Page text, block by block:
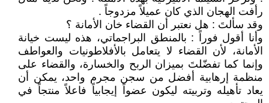
رأفت الهجان الذي كان عميلاً مزدوجاً .
وقد سألتَ : هل نعتبر أن القضاء خان الأمانة ؟
وأنا أقول فوراً : بالمنطق البراجماتي، هذه ليست خيانة
الأمانة، لأن القضاء لا يتعامل بالأفلاطونيات والعواطف
وإنما كما تفضّلتَ بميزان الربح والخسارة، والقضاء على
منظمة إرهابية أفضل من سجن مجرم واحد، يمكن أن
يعاد تأهيله وتربيته ليكون عضواً إيجابياً فاعلاً منتجاً في